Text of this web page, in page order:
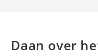
Daan over